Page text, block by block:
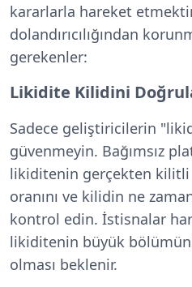
kararlarla hareket
dolandırıcılığından
gerekenler:
Likidite Kilidini
Sadece geliştiricilerin
güvenmeyin. Bağımsız
likiditenin gerçekten kilitli
oranını ve kilidin ne
kontrol edin. İstisnalar
likiditenin büyük
olması beklenir.